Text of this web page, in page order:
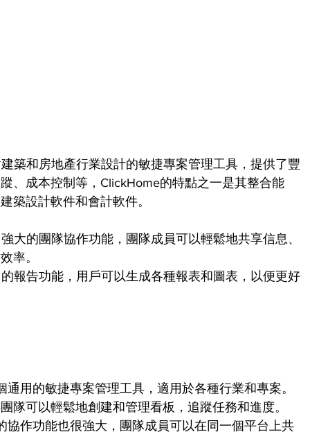
築和房地產行業設計的敏捷專案管理工具，提供了豐
、成本控制等，ClickHome的特點之一是其整合能
築設計軟件和會計軟件。
大的團隊協作功能，團隊成員可以輕鬆地共享信息、
率。
報告功能，用戶可以生成各種報表和圖表，以便更好
用的敏捷專案管理工具，適用於各種行業和專案。
隊可以輕鬆地創建和管理看板，追蹤任務和進度。
協作功能也很強大，團隊成員可以在同一個平台上共